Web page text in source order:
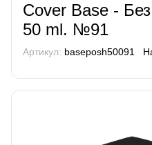
Cover Base -
50 ml. №91
Артикул: baseposh50091